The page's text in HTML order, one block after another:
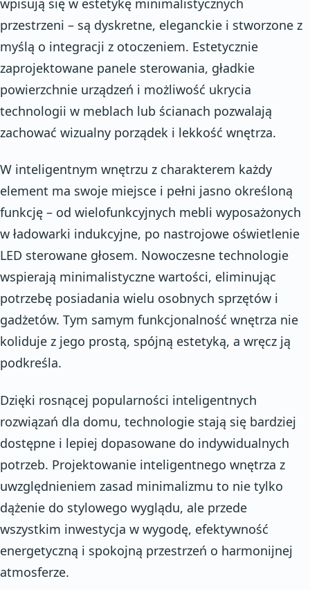
przestrzeni – są dyskretne, eleganckie i stworzone z
myślą o integracji z otoczeniem. Estetycznie
zaprojektowane panele sterowania, gładkie
powierzchnie urządzeń i możliwość ukrycia
technologii w meblach lub ścianach pozwalają
zachować wizualny porządek i lekkość wnętrza.
W inteligentnym wnętrzu z charakterem każdy
element ma swoje miejsce i pełni jasno określoną
funkcję – od wielofunkcyjnych mebli wyposażonych
w ładowarki indukcyjne, po nastrojowe oświetlenie
LED sterowane głosem. Nowoczesne technologie
wspierają minimalistyczne wartości, eliminując
potrzebę posiadania wielu osobnych sprzętów i
gadżetów. Tym samym funkcjonalność wnętrza nie
koliduje z jego prostą, spójną estetyką, a wręcz ją
podkreśla.
Dzięki rosnącej popularności inteligentnych
rozwiązań dla domu, technologie stają się bardziej
dostępne i lepiej dopasowane do indywidualnych
potrzeb. Projektowanie inteligentnego wnętrza z
uwzględnieniem zasad minimalizmu to nie tylko
dążenie do stylowego wyglądu, ale przede
wszystkim inwestycja w wygodę, efektywność
energetyczną i spokojną przestrzeń o harmonijnej
atmosferze.